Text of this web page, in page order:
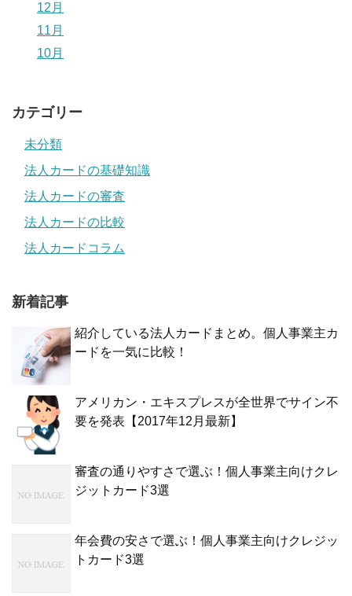
12月
11月
10月
カテゴリー
未分類
法人カードの基礎知識
法人カードの審査
法人カードの比較
法人カードコラム
新着記事
紹介している法人カードまとめ。個人事業主カ
ードを一気に比較！
アメリカン・エキスプレスが全世界でサイン不
要を発表【2017年12月最新】
審査の通りやすさで選ぶ！個人事業主向けクレ
ジットカード3選
年会費の安さで選ぶ！個人事業主向けクレジッ
トカード3選